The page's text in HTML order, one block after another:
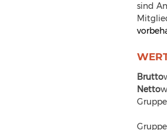
sind
Brutto
Netto